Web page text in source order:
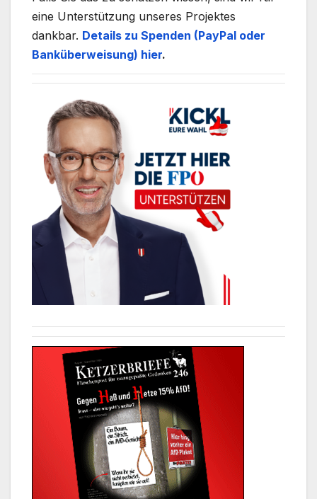
eine Unterstützung unseres Projektes
dankbar. Details zu Spenden (PayPal oder
Banküberweisung) hier.